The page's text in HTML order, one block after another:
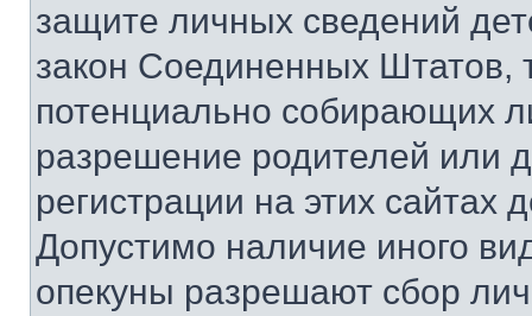
защите личных сведений
закон Соединенных Штатов,
потенциально собирающих
разрешение родителей или
регистрации на этих сайтах
Допустимо наличие иного
опекуны разрешают сбор